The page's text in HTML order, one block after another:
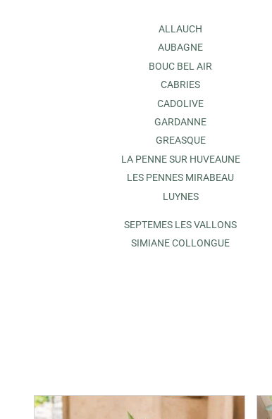
ALLAUCH
AUBAGNE
BOUC BEL AIR
CABRIES
CADOLIVE
GARDANNE
GREASQUE
LA PENNE SUR HUVEAUNE
LES PENNES MIRABEAU
LUYNES
SEPTEMES LES VALLONS
SIMIANE COLLONGUE